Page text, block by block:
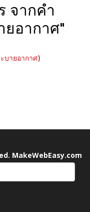
จากคำ
ยอากาศ"
บายอากาศ)
MakeWebEasy.com